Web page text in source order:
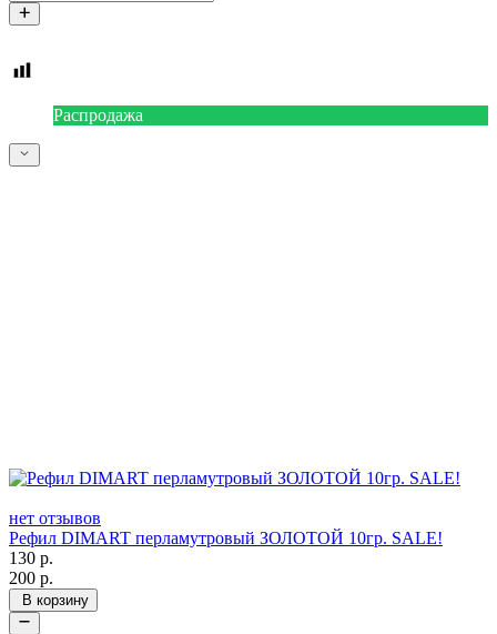
Распродажа
нет отзывов
Рефил DIMART перламутровый ЗОЛОТОЙ 10гр. SALE!
130 р.
200 р.
В корзину